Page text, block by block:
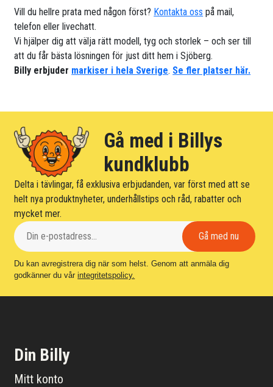
Vill du hellre prata med någon först? Kontakta oss på mail,
telefon eller livechatt.
Vi hjälper dig att välja rätt modell, tyg och storlek – och ser till
att du får bästa lösningen för just ditt hem i Sjöberg.
Billy erbjuder markiser i hela Sverige. Se fler platser här.
Gå med i Billys
kundklubb
Delta i tävlingar, få exklusiva erbjudanden, var först med att se
helt nya produktnyheter, underhållstips och råd, rabatter och
mycket mer.
Du kan avregistrera dig när som helst. Genom att anmäla dig
godkänner du vårintegritetspolicy.
Din Billy
Mitt konto